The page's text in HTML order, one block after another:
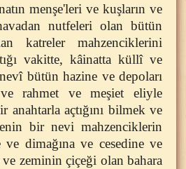
menşe'leri ve kuşların ve
nutfeleri olan bütün
katreler mahzenciklerini
vakitte, kâinatta küllî ve
bütün hazine ve depoları
rahmet ve meşiet eliyle
anahtarla açtığını bilmek ve
bir nevi mahzenciklerin
dimağına ve cesedine ve
zeminin çiçeği olan bahara